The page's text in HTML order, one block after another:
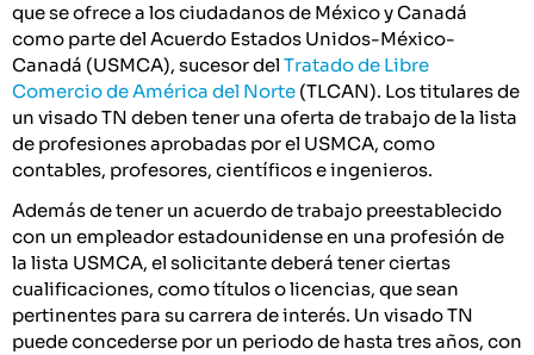
que se ofrece a los ciudadanos de México y Canadá
como parte del Acuerdo Estados Unidos-México-
Canadá (USMCA), sucesor del Tratado de Libre
Comercio de América del Norte (TLCAN). Los titulares de
un visado TN deben tener una oferta de trabajo de la lista
de profesiones aprobadas por el USMCA, como
contables, profesores, científicos e ingenieros.
Además de tener un acuerdo de trabajo preestablecido
con un empleador estadounidense en una profesión de
la lista USMCA, el solicitante deberá tener ciertas
cualificaciones, como títulos o licencias, que sean
pertinentes para su carrera de interés. Un visado TN
puede concederse por un periodo de hasta tres años, con